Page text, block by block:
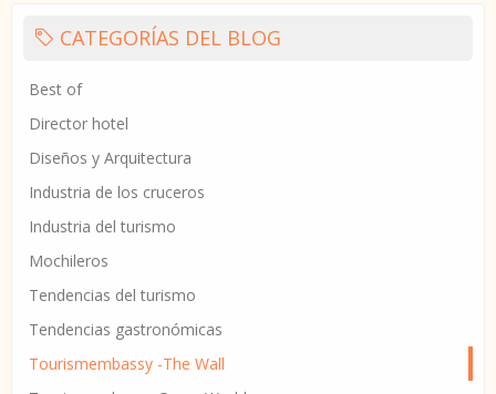
CATEGORÍAS DEL BLOG
Best of
Director hotel
Diseños y Arquitectura
Industria de los cruceros
Industria del turismo
Mochileros
Tendencias del turismo
Tendencias gastronómicas
Tourismembassy -The Wall